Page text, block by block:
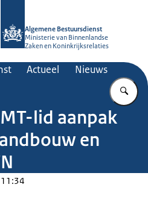
Algemene Bestuursdienst
Ministerie van Binnenlandse
Zaken en Koninkrijksrelaties
Actueel Nieuws
lid aanpak
en